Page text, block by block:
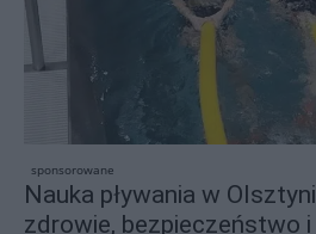
sponsorowane
Nauka pływania w
zdrowie, bezpieczeństwo